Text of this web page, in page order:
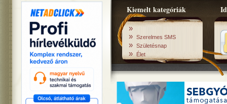
Kiemelt kategóriák
»
» Szerelmes SMS
» Születésnap
» Élet